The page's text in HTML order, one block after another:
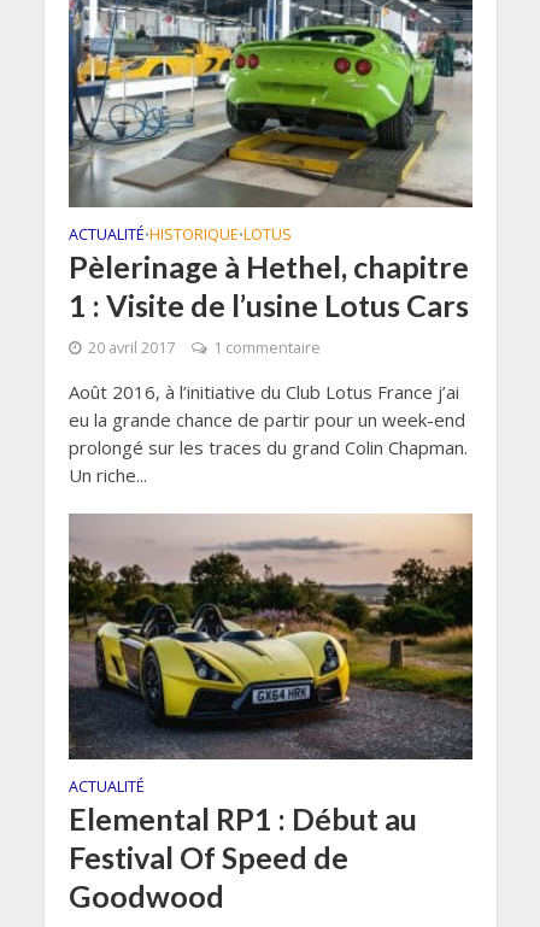
ACTUALITÉ•HISTORIQUE•LOTUS
Pèlerinage à Hethel, chapitre
1 : Visite de l’usine Lotus Cars
20 avril 2017 1 commentaire
Août 2016, à l’initiative du Club Lotus France j’ai
eu la grande chance de partir pour un week-end
prolongé sur les traces du grand Colin Chapman.
Un riche...
ACTUALITÉ
Elemental RP1 : Début au
Festival Of Speed de
Goodwood